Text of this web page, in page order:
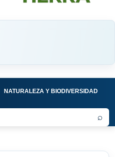
NATURALEZA Y BIODIVERSIDAD
⌕